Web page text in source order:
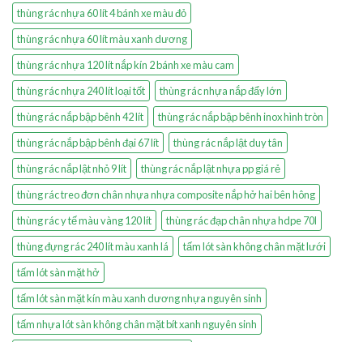
thùng rác nhựa 60 lít 4 bánh xe màu đỏ
thùng rác nhựa 60 lít màu xanh dương
thùng rác nhựa 120 lít nắp kín 2 bánh xe màu cam
thùng rác nhựa 240 lít loại tốt
thùng rác nhựa nắp đẩy lớn
thùng rác nắp bập bênh 42 lít
thùng rác nắp bập bênh inox hình tròn
thùng rác nắp bập bênh đại 67 lít
thùng rác nắp lật duy tân
thùng rác nắp lật nhỏ 9 lít
thùng rác nắp lật nhựa pp giá rẻ
thùng rác treo đơn chân nhựa nhựa composite nắp hở hai bên hông
thùng rác y tế màu vàng 120 lít
thùng rác đạp chân nhựa hdpe 70l
thùng đựng rác 240 lít màu xanh lá
tấm lót sàn không chân mặt lưới
tấm lót sàn mặt hở
tấm lót sàn mặt kín màu xanh dương nhựa nguyên sinh
tấm nhựa lót sàn không chân mặt bít xanh nguyên sinh